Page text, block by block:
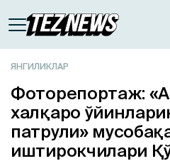
ЯНГИЛИКЛАР
Фоторепортаж:
халқаро
патрули»
иштирокчилари